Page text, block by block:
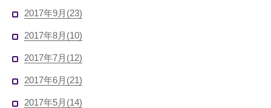
2017年9月(23)
2017年8月(10)
2017年7月(12)
2017年6月(21)
2017年5月(14)